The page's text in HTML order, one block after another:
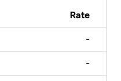
Rate
-
-